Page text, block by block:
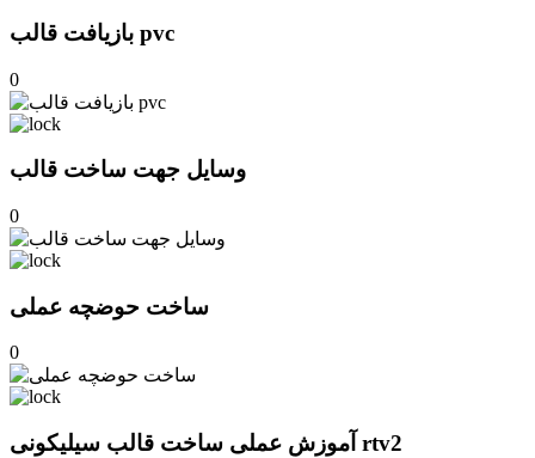
بازیافت قالب pvc
0
وسایل جهت ساخت قالب
0
ساخت حوضچه عملی
0
آموزش عملی ساخت قالب سیلیکونی rtv2